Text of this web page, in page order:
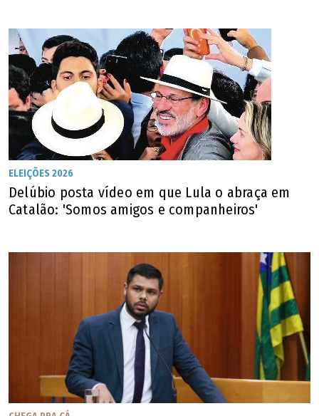
ELEIÇÕES 2026
Delúbio posta vídeo em que Lula o abraça em
Catalão: 'Somos amigos e companheiros'